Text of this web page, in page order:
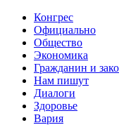
Конгрес
Официально
Общество
Экономика
Гражданин и
Нам пишут
Диалоги
Здоровье
Вария